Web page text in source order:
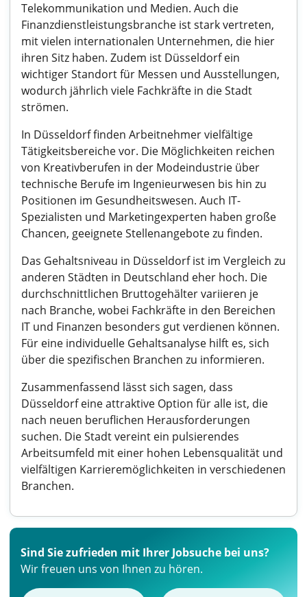
Telekommunikation und Medien. Auch die
Finanzdienstleistungsbranche ist stark vertreten,
mit vielen internationalen Unternehmen, die hier
ihren Sitz haben. Zudem ist Düsseldorf ein
wichtiger Standort für Messen und Ausstellungen,
wodurch jährlich viele Fachkräfte in die Stadt
strömen.
In Düsseldorf finden Arbeitnehmer vielfältige
Tätigkeitsbereiche vor. Die Möglichkeiten reichen
von Kreativberufen in der Modeindustrie über
technische Berufe im Ingenieurwesen bis hin zu
Positionen im Gesundheitswesen. Auch IT-
Spezialisten und Marketingexperten haben große
Chancen, geeignete Stellenangebote zu finden.
Das Gehaltsniveau in Düsseldorf ist im Vergleich zu
anderen Städten in Deutschland eher hoch. Die
durchschnittlichen Bruttogehälter variieren je
nach Branche, wobei Fachkräfte in den Bereichen
IT und Finanzen besonders gut verdienen können.
Für eine individuelle Gehaltsanalyse hilft es, sich
über die spezifischen Branchen zu informieren.
Zusammenfassend lässt sich sagen, dass
Düsseldorf eine attraktive Option für alle ist, die
nach neuen beruflichen Herausforderungen
suchen. Die Stadt vereint ein pulsierendes
Arbeitsumfeld mit einer hohen Lebensqualität und
vielfältigen Karrieremöglichkeiten in verschiedenen
Branchen.
Sind Sie zufrieden mit Ihrer Jobsuche bei uns?
Wir freuen uns von Ihnen zu hören.